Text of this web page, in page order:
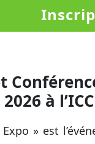
à
Expo » est